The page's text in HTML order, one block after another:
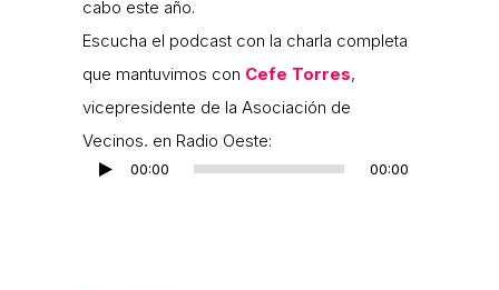
cabo este año.
Escucha el podcast con la charla completa
que mantuvimos con Cefe Torres,
vicepresidente de la Asociación de
Vecinos, en Radio Oeste:
Reproductor
00:00 00:00